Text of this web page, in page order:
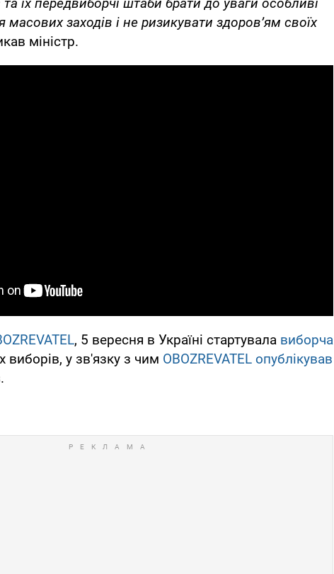
їх передвиборчі штаби брати до уваги особливі
заходів і не ризикувати здоров’ям своїх
міністр.
, 5 вересня в Україні стартувала виборча
виборів, у зв'язку з чим OBOZREVATEL опублікував